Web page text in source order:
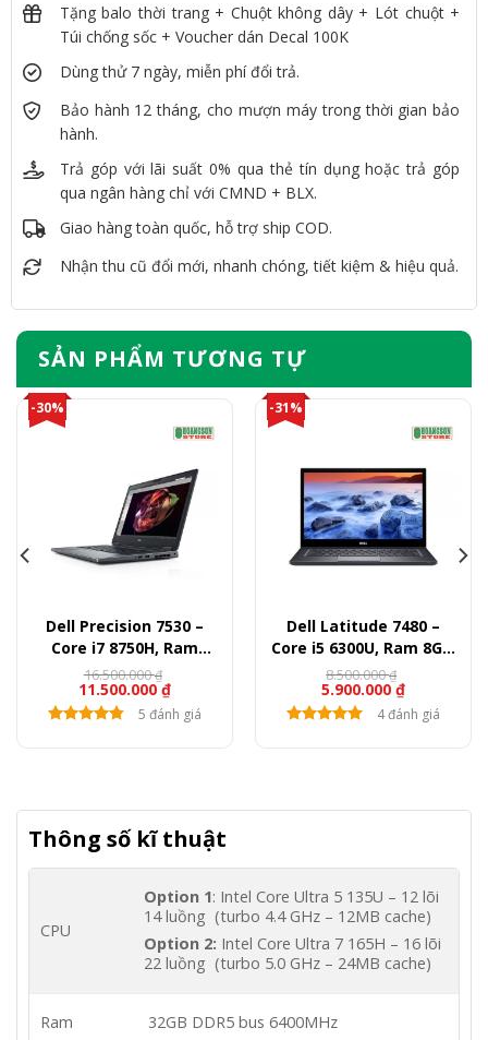
Tặng balo thời trang + Chuột không dây + Lót chuột +
Túi chống sốc + Voucher dán Decal 100K
Dùng thử 7 ngày, miễn phí đổi trả.
Bảo hành 12 tháng, cho mượn máy trong thời gian bảo
hành.
Trả góp với lãi suất 0% qua thẻ tín dụng hoặc trả góp
qua ngân hàng chỉ với CMND + BLX.
Giao hàng toàn quốc, hỗ trợ ship COD.
Nhận thu cũ đổi mới, nhanh chóng, tiết kiệm & hiệu quả.
SẢN PHẨM TƯƠNG TỰ
-30%
Dell Precision 7530 –
Core i7 8750H, Ram
16GB, SSD 512GB, Quadro
P1000, 15.6″ FullHD
11.500.000 ₫
16.500.000₫
5 đánh giá
-31%
Dell Latitude 7480 –
Core i5 6300U, Ram 8GB,
SSD 256GB, 14″ FullHD
5.900.000 ₫
8.500.000₫
4 đánh giá
Thông số kĩ thuật
CPU
Option 1: Intel Core Ultra 5 135U – 12 lõi
14 luồng (turbo 4.4 GHz – 12MB cache)
Option 2: Intel Core Ultra 7 165H – 16 lõi
22 luồng (turbo 5.0 GHz – 24MB cache)
Ram 32GB DDR5 bus 6400MHz